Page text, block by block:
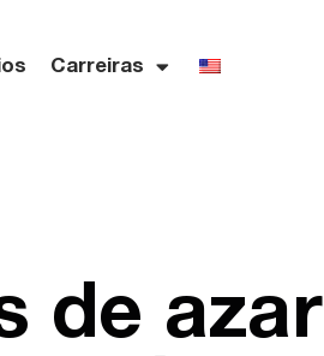
Carreiras
de azar